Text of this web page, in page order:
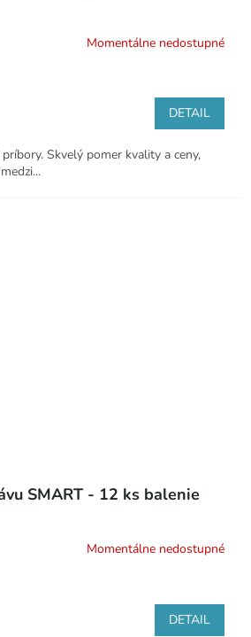
Momentálne nedostupné
DETAIL
Skvelý pomer kvality a ceny,
SMART - 12 ks balenie
Momentálne nedostupné
DETAIL